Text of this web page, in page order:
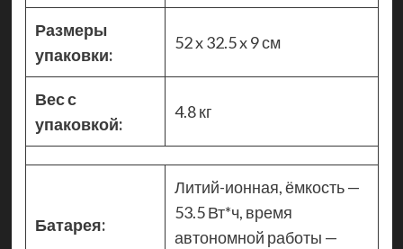
Размеры
упаковки:
52 x 32.5 x 9 см
Вес с
упаковкой:
4.8 кг
Батарея:
Литий-ионная, ёмкость —
53.5 Вт*ч, время
автономной работы —